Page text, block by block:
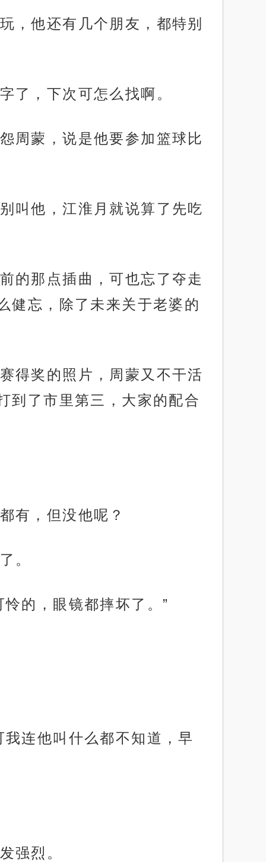
，他还有几个朋友，都特别
了，下次可怎么找啊。
周蒙，说是他要参加篮球比
叫他，江淮月就说算了先吃
的那点插曲，可也忘了夺走
健忘，除了未来关于老婆的
得奖的照片，周蒙又不干活
到了市里第三，大家的配合
有，但没他呢？
。
的，眼镜都摔坏了。”
连他叫什么都不知道，早
强烈。